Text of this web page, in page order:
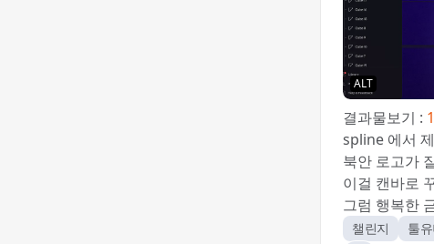
ALT
결과물보기 :
spline 에서
북안 로고가
이걸 캔바로
그럼 행복한
챌린지
툴